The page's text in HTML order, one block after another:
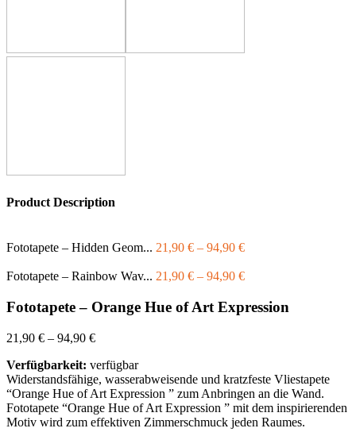
Product Description
Fototapete – Hidden Geom... 21,90 € – 94,90 €
Fototapete – Rainbow Wav... 21,90 € – 94,90 €
Fototapete – Orange Hue of Art Expression
21,90 € – 94,90 €
Verfügbarkeit: verfügbar
Widerstandsfähige, wasserabweisende und kratzfeste Vliestapete
“Orange Hue of Art Expression ” zum Anbringen an die Wand.
Fototapete “Orange Hue of Art Expression ” mit dem inspirierenden
Motiv wird zum effektiven Zimmerschmuck jeden Raumes.